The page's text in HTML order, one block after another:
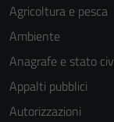
Agricoltura e pesca
Ambiente
Anagrafe e stato
Appalti pubblici
Autorizzazioni